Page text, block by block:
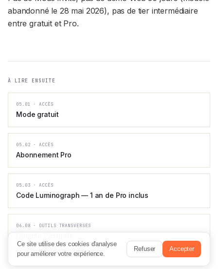
abandonné le 28 mai 2026), pas de tier intermédiaire
entre gratuit et Pro.
À LIRE ENSUITE
05.01 ·ACCÈS
Mode gratuit
05.02 ·ACCÈS
Abonnement Pro
05.03 ·ACCÈS
Code Luminograph — 1 an de Pro inclus
06.08 · OUTILS TRANSVERSES
Ce site utilise des cookies d'analyse
pour améliorer votre expérience.
Refuser Accepter